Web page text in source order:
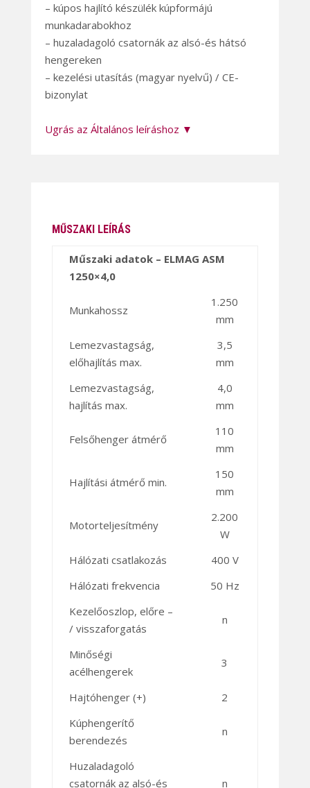
– kúpos hajlító készülék kúpformájú
munkadarabokhoz
– huzaladagoló csatornák az alsó-és hátsó
hengereken
– kezelési utasítás (magyar nyelvű) / CE-
bizonylat
Ugrás az Általános leíráshoz ▼
MŰSZAKI LEÍRÁS
Műszaki adatok – ELMAG ASM
1250×4,0
Munkahossz
1.250
mm
Lemezvastagság,
előhajlítás max.
3,5
mm
Lemezvastagság,
hajlítás max.
4,0
mm
Felsőhenger átmérő
110
mm
Hajlítási átmérő min.
150
mm
Motorteljesítmény
2.200
W
Hálózati csatlakozás
400 V
Hálózati frekvencia
50 Hz
Kezelőoszlop, előre –
/ visszaforgatás
n
Minőségi
acélhengerek
3
Hajtóhenger (+)
2
Kúphengerítő
berendezés
n
Huzaladagoló
csatornák az alsó-és
n